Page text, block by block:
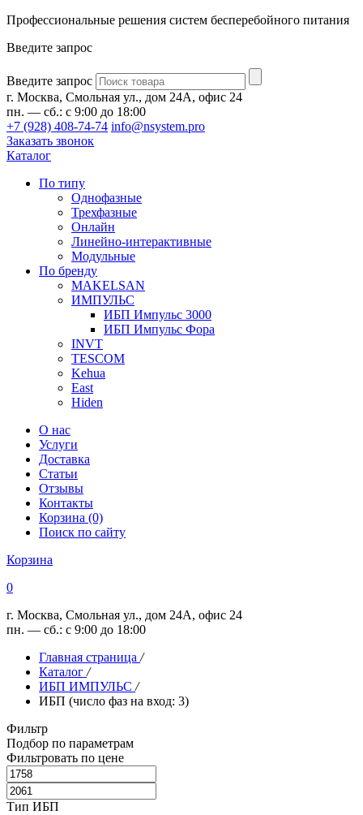
Профессиональные решения систем бесперебойного питания
Введите запрос
Введите запрос
г. Москва, Смольная ул., дом 24А, офис 24
пн. — сб.: с 9:00 до 18:00
+7 (928) 408-74-74 info@nsystem.pro
Заказать звонок
Каталог
По типу
Однофазные
Трехфазные
Онлайн
Линейно-интерактивные
Модульные
По бренду
MAKELSAN
ИМПУЛЬС
ИБП Импульс 3000
ИБП Импульс Фора
INVT
TESCOM
Kehua
East
Hiden
О нас
Услуги
Доставка
Статьи
Отзывы
Контакты
Корзина (0)
Поиск по сайту
Корзина
0
г. Москва, Смольная ул., дом 24А, офис 24
пн. — сб.: с 9:00 до 18:00
Главная страница /
Каталог /
ИБП ИМПУЛЬС /
ИБП (число фаз на вход: 3)
Фильтр
Подбор по параметрам
Фильтровать по цене
Тип ИБП